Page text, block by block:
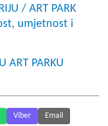
/ ART PARK
umjetnost i
ART PARKU
Viber Email